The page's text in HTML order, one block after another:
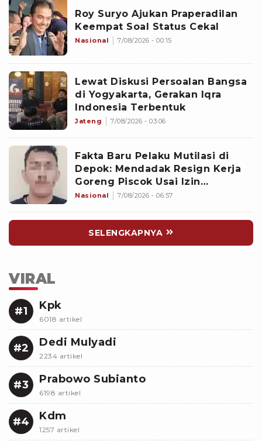
Roy Suryo Ajukan Praperadilan
Keempat Soal Status Cekal
Nasional 7/08/2026 - 00:15
Lewat Diskusi Persoalan Bangsa
di Yogyakarta, Gerakan Iqra
Indonesia Terbentuk
Jateng 7/08/2026 - 03:06
Fakta Baru Pelaku Mutilasi di
Depok: Mendadak Resign Kerja
Goreng Piscok Usai Izin
Interview di Mal
Nasional 7/08/2026 - 06:57
SELENGKAPNYA
VIRAL
#1 Kpk
6018 artikel
#2 Dedi Mulyadi
2234 artikel
#3 Prabowo Subianto
6198 artikel
#4 Kdm
1257 artikel